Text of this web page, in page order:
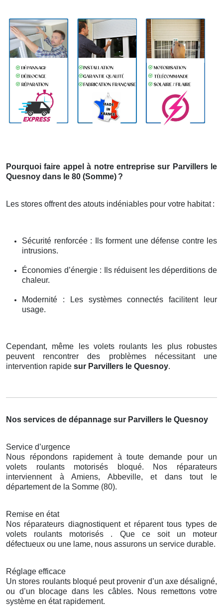
Pourquoi faire appel à notre entreprise sur Parvillers le
Quesnoy dans le 80 (Somme) ?
Les stores offrent des atouts indéniables pour votre habitat :
Sécurité renforcée : Ils forment une défense contre les
intrusions.
Économies d’énergie : Ils réduisent les déperditions de
chaleur.
Modernité : Les systèmes connectés facilitent leur
usage.
Cependant, même les volets roulants les plus robustes
peuvent rencontrer des problèmes nécessitant une
intervention rapide sur Parvillers le Quesnoy.
Nos services de dépannage sur Parvillers le Quesnoy
Service d’urgence
Nous répondons rapidement à toute demande pour un
volets roulants motorisés bloqué. Nos réparateurs
interviennent à Amiens, Abbeville, et dans tout le
département de la Somme (80).
Remise en état
Nos réparateurs diagnostiquent et réparent tous types de
volets roulants motorisés . Que ce soit un moteur
défectueux ou une lame, nous assurons un service durable.
Réglage efficace
Un stores roulants bloqué peut provenir d’un axe désaligné,
ou d’un blocage dans les câbles. Nous remettons votre
système en état rapidement.